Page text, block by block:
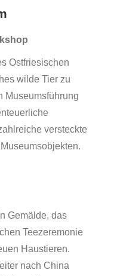
Ostfriesischen
wilde Tier zu
Museumsführung
versteckte
Gemälde, das
Teezeremonie
Haustieren.
nach China